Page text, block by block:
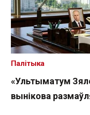
«Ультыматум
вынікова
Палітыка